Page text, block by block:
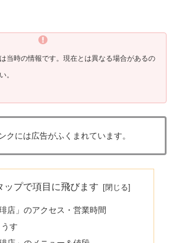
当時の情報です。現在とは異なる場合があるの
。
クには広告がふくまれています。
ップで項目に飛びます
店」のアクセス・営業時間
す